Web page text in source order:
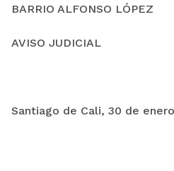
BARRIO ALFONSO LÓPEZ
AVISO JUDICIAL
Santiago de Cali, 30 de